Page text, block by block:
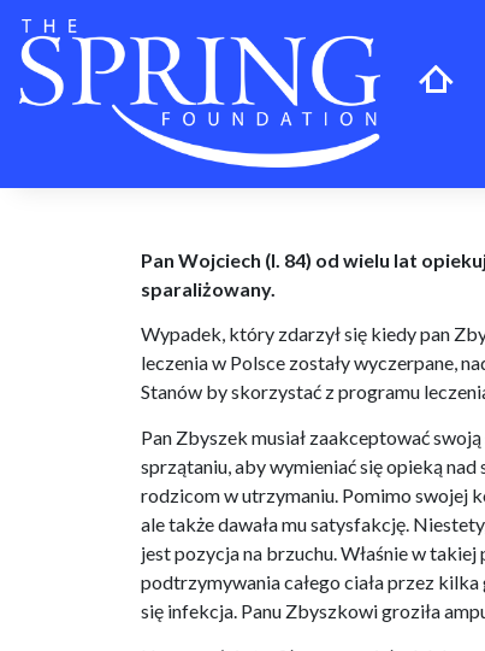
Skip
content
Pan Wojciech (l. 84) od wielu lat
sparaliżowany.
Wypadek, który zdarzył się kiedy pan
leczenia w Polsce zostały wyczerpane,
Stanów by skorzystać z programu
Pan Zbyszek musiał zaakceptować
sprzątaniu, aby wymieniać się opieką
rodzicom w utrzymaniu. Pomimo swojej
ale także dawała mu satysfakcję.
jest pozycja na brzuchu. Właśnie w
podtrzymywania całego ciała przez kilka
się infekcja. Panu Zbyszkowi groziła